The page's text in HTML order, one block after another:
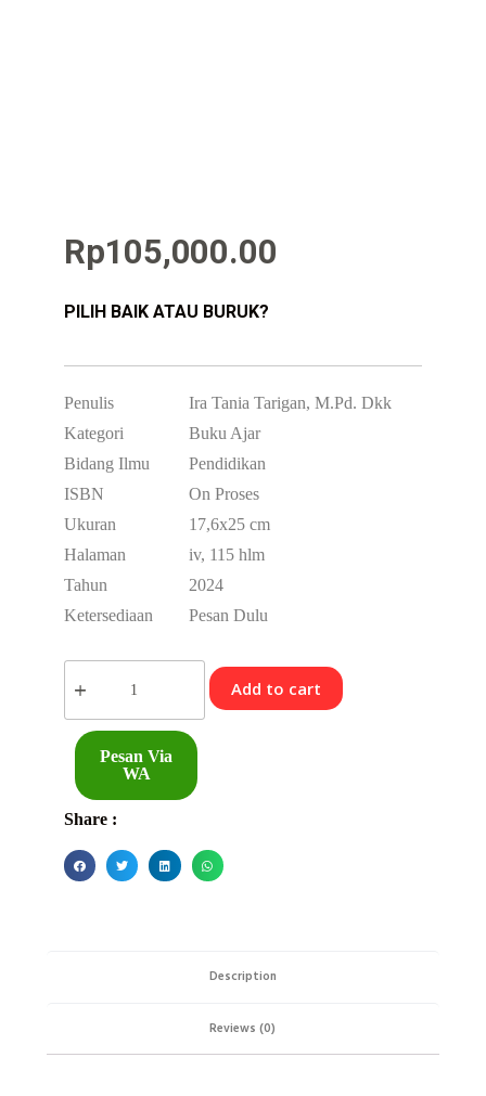
Rp105,000.00
PILIH BAIK ATAU BURUK?
Penulis
Kategori
Bidang Ilmu
ISBN
Ukuran
Halaman
Tahun
Ketersediaan
Ira Tania Tarigan, M.Pd. Dkk
Buku Ajar
Pendidikan
On Proses
17,6x25 cm
iv, 115 hlm
2024
Pesan Dulu
Add to cart
Pesan Via
WA
Share :
Description
Reviews (0)